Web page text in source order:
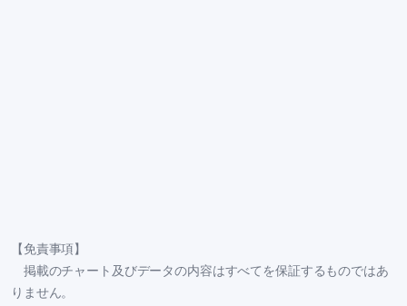
【免責事項】
掲載のチャート及びデータの内容はすべてを保証するものではあ
りません。